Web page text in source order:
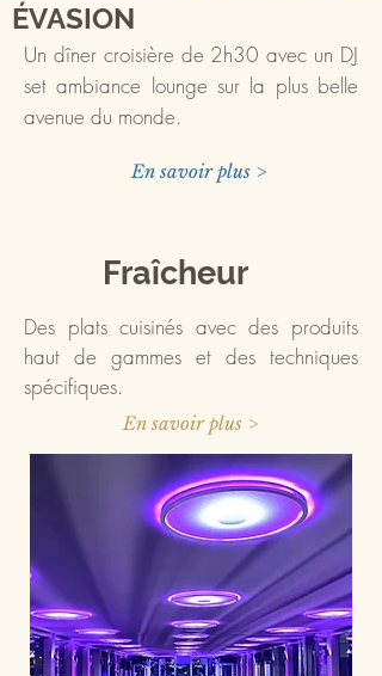
ÉVASION
Un dîner croisière de 2h30 avec un DJ
set ambiance lounge sur la plus belle
avenue du monde.
En savoir plus >
Fraîcheur
Des plats cuisinés avec des produits
haut de gammes et des techniques
spécifiques.
En savoir plus >